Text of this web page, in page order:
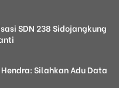
SDN 238 Sidojangkung
Silahkan Adu Data